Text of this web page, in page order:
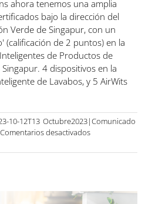
ahora tenemos una amplia
bajo la dirección del
Verde de Singapur, con un
(calificación de 2 puntos) en la
de Productos de
4 dispositivos en la
de Lavabos, y 5 AirWits
10-12T13 Octubre2023|Comunicado
Comentarios desactivadosen
dispositivos